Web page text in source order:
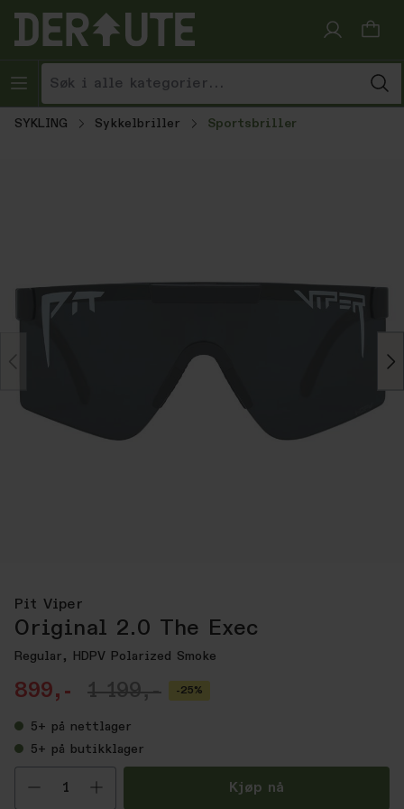
Hopp til innhold
SYKLING Sykkelbriller Sportsbriller
Pit Viper
Original 2.0 The Exec
Regular, HDPV Polarized Smoke
899,- 1 199,- -25%
5+ på nettlager
5+ på butikklager
Velg antall Kjøp nå